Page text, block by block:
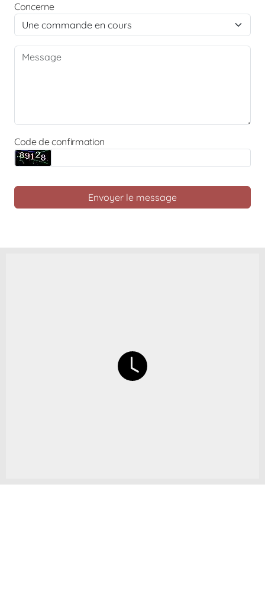
Concerne
Code de confirmation
Envoyer le message